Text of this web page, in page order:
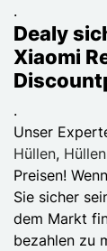
.
Dealy
Xiaomi
.
Unser
Hüllen, Hüllen
Preisen!
Sie sicher
dem Markt
bezahlen zu